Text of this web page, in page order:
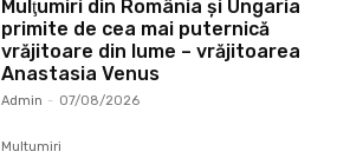
Mulţumiri din România și Ungaria
primite de cea mai puternică
vrăjitoare din lume – vrăjitoarea
Anastasia Venus
Admin - 07/08/2026
Multumiri